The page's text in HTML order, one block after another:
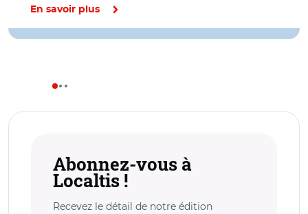
En savoir plus
Abonnez-vous à
Localtis !
Recevez le détail de notre édition